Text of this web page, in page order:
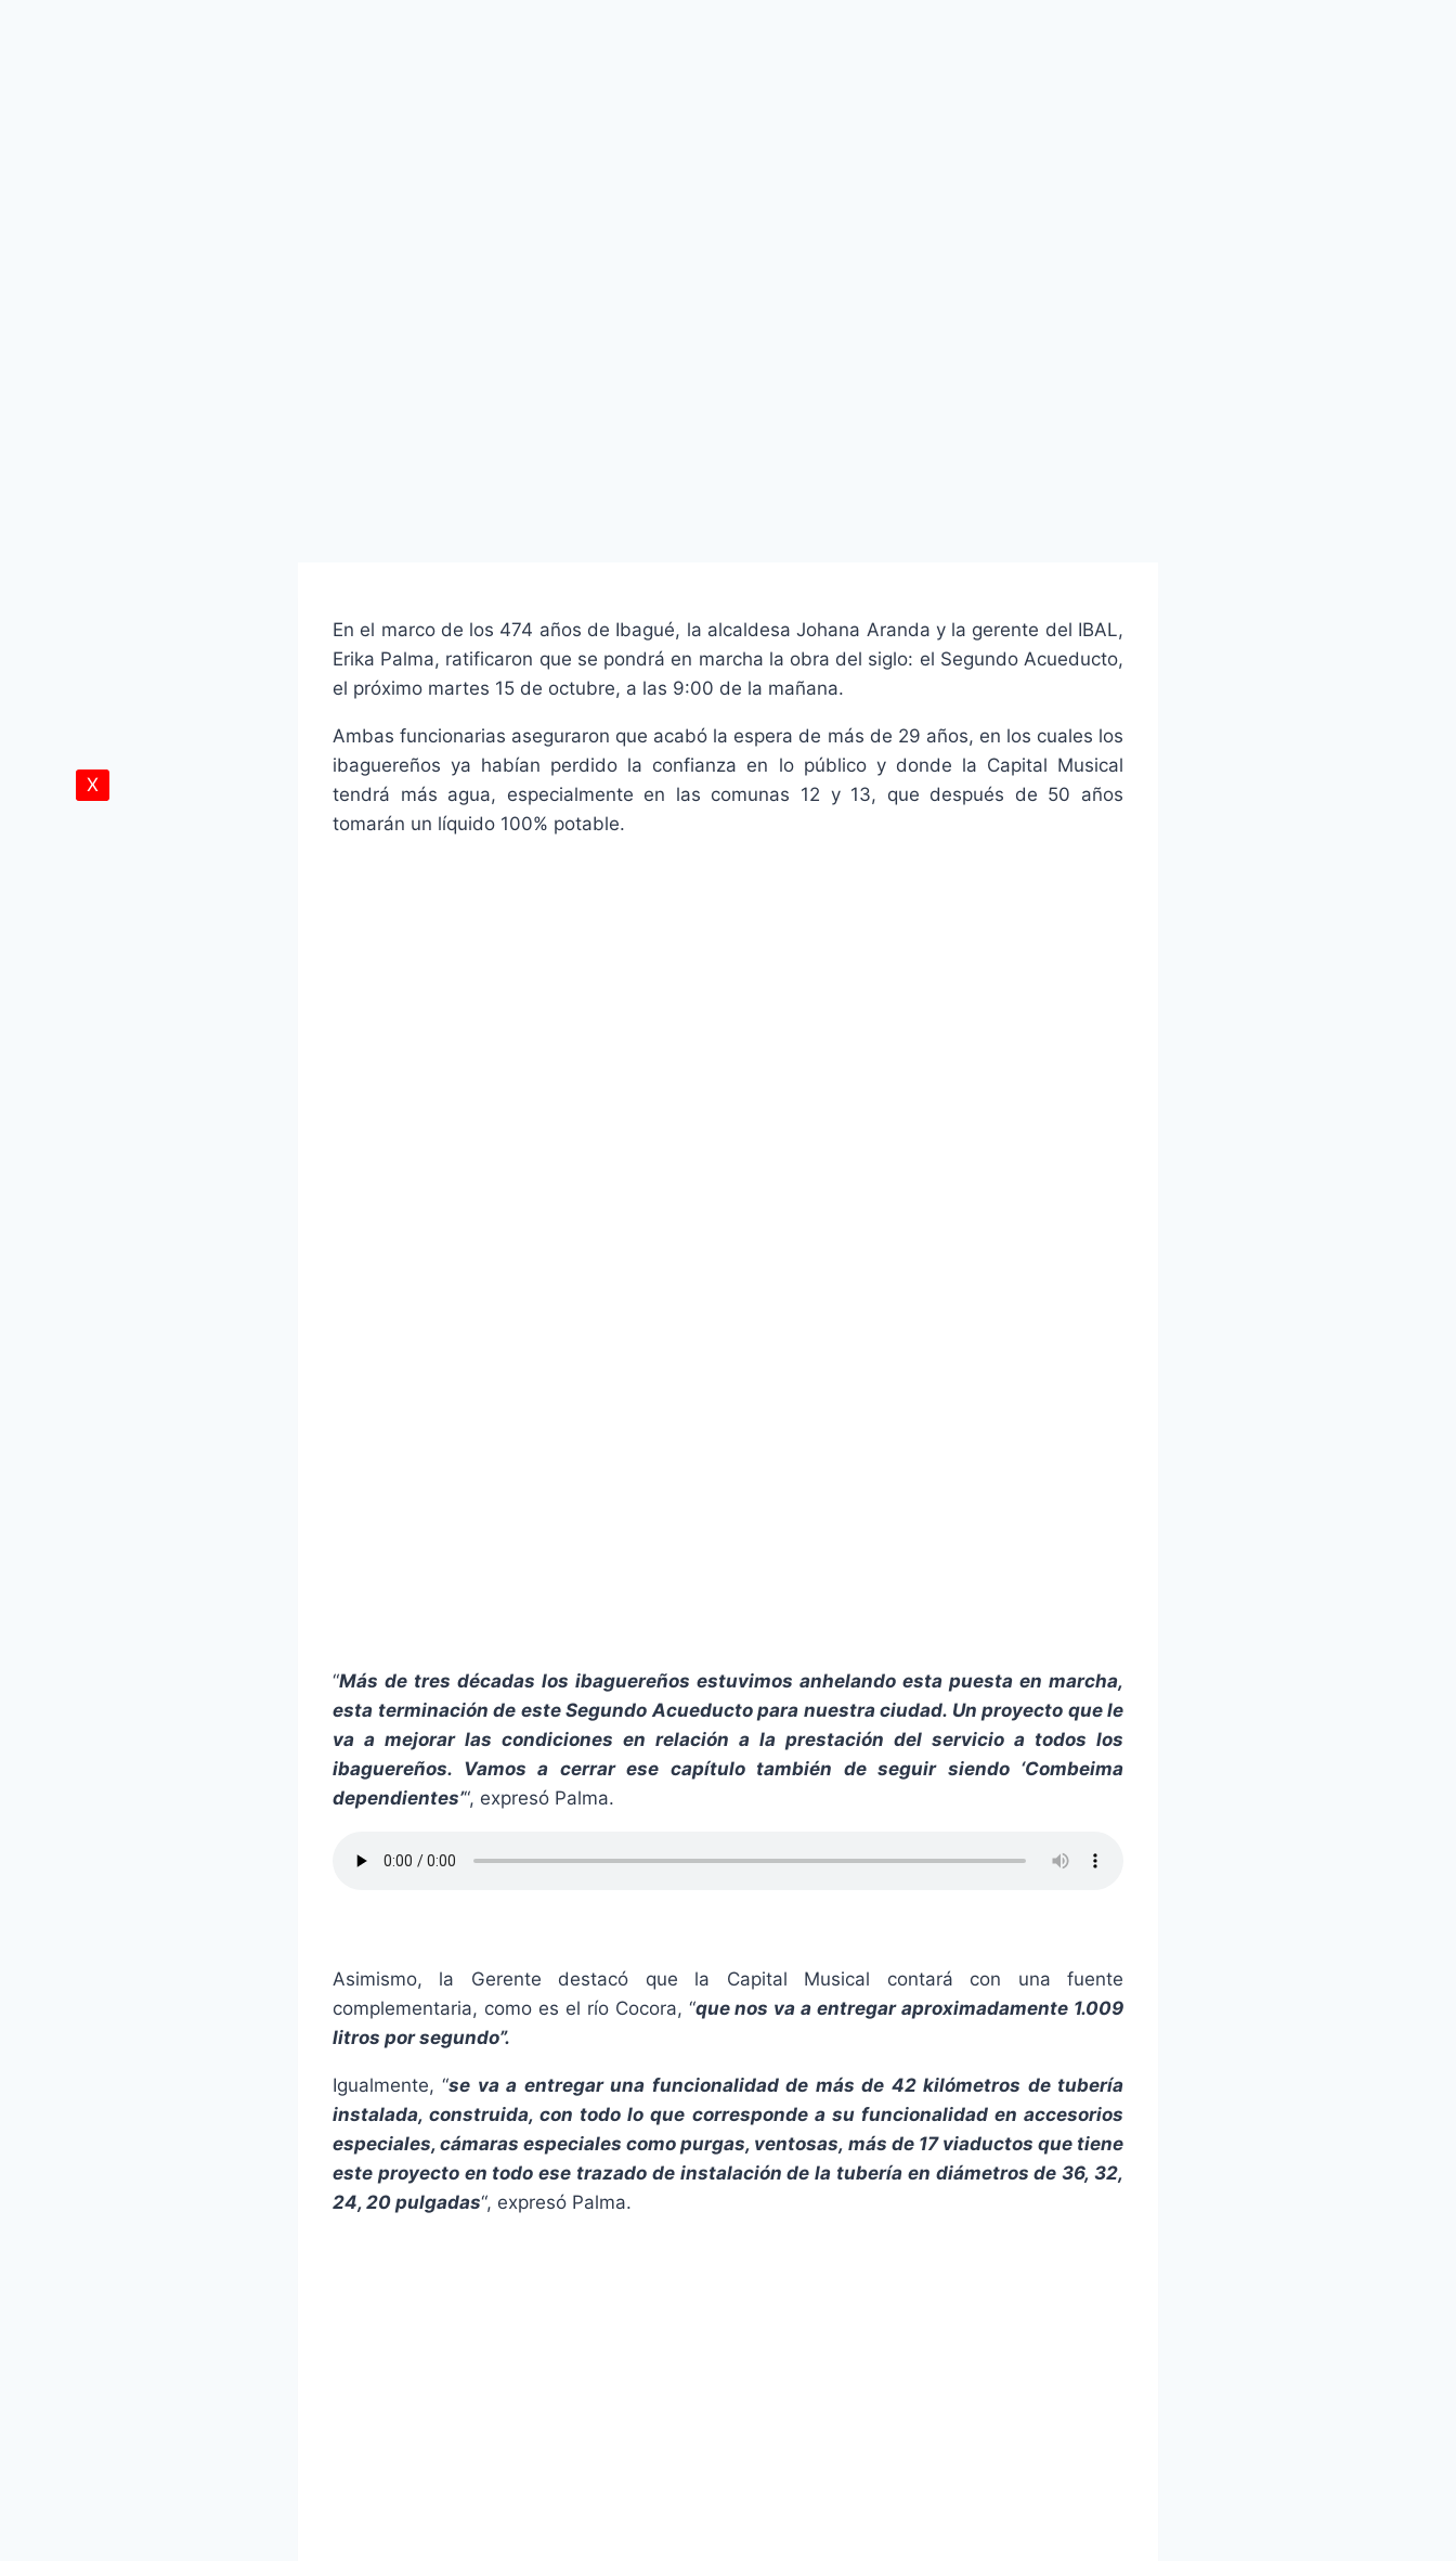
En el marco de los 474 años de Ibagué, la alcaldesa Johana Aranda y la gerente del IBAL,
Erika Palma, ratificaron que se pondrá en marcha la obra del siglo: el Segundo Acueducto,
el próximo martes 15 de octubre, a las 9:00 de la mañana.
Ambas funcionarias aseguraron que acabó la espera de más de 29 años, en los cuales los
ibaguereños ya habían perdido la confianza en lo público y donde la Capital Musical
tendrá más agua, especialmente en las comunas 12 y 13, que después de 50 años
tomarán un líquido 100% potable.
“Más de tres décadas los ibaguereños estuvimos anhelando esta puesta en marcha,
esta terminación de este Segundo Acueducto para nuestra ciudad. Un proyecto que le
va a mejorar las condiciones en relación a la prestación del servicio a todos los
ibaguereños. Vamos a cerrar ese capítulo también de seguir siendo ‘Combeima
dependientes’“, expresó Palma.
Asimismo, la Gerente destacó que la Capital Musical contará con una fuente
complementaria, como es el río Cocora, “que nos va a entregar aproximadamente 1.009
litros por segundo”.
Igualmente, “se va a entregar una funcionalidad de más de 42 kilómetros de tubería
instalada, construida, con todo lo que corresponde a su funcionalidad en accesorios
especiales, cámaras especiales como purgas, ventosas, más de 17 viaductos que tiene
este proyecto en todo ese trazado de instalación de la tubería en diámetros de 36, 32,
24, 20 pulgadas“, expresó Palma.
X